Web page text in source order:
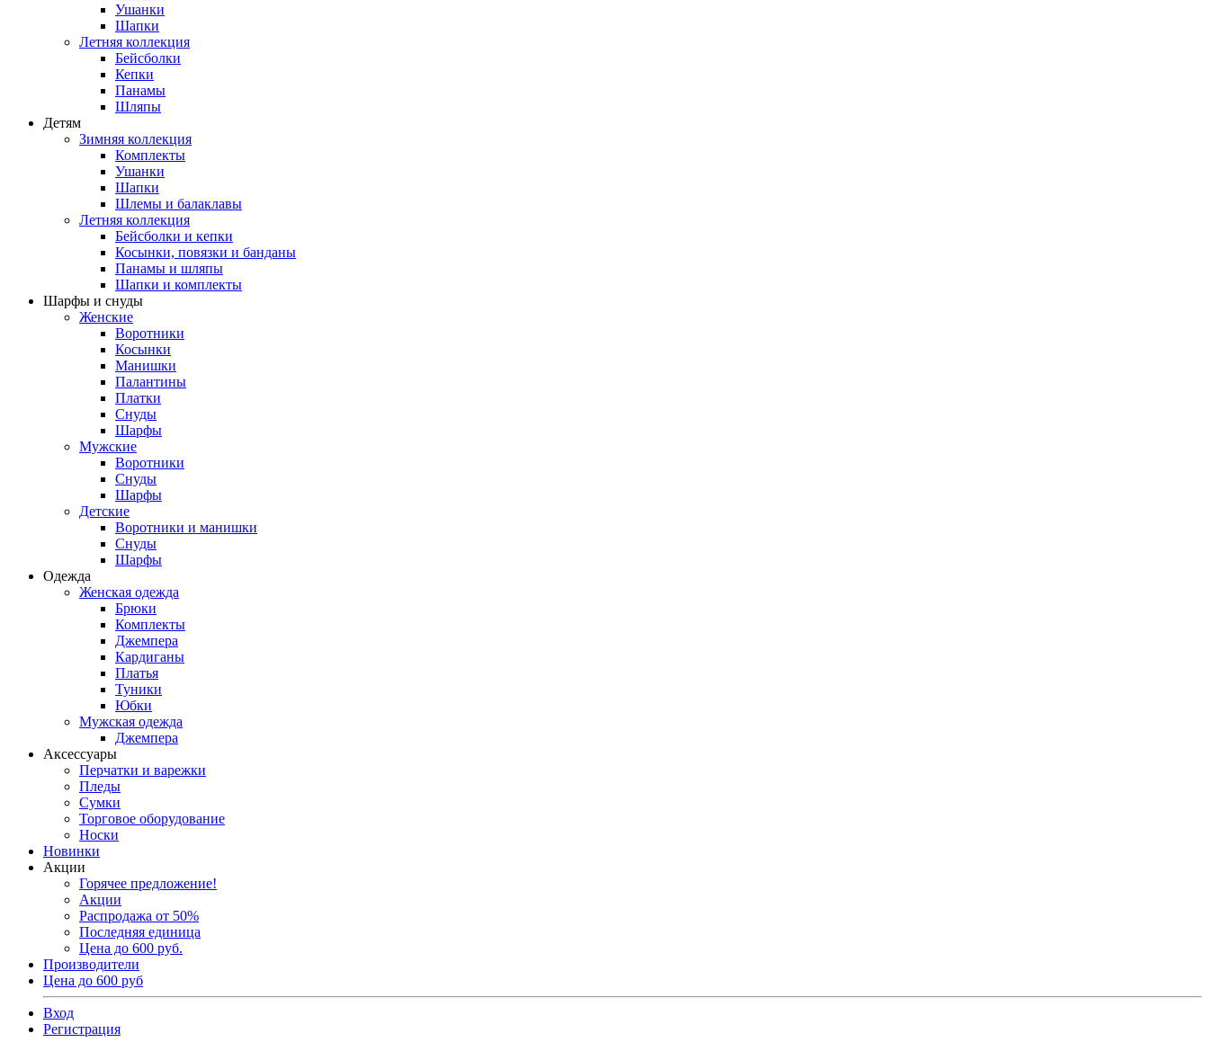
Ушанки
Шапки
Летняя коллекция
Бейсболки
Кепки
Панамы
Шляпы
Детям
Зимняя коллекция
Комплекты
Ушанки
Шапки
Шлемы и балаклавы
Летняя коллекция
Бейсболки и кепки
Косынки, повязки и банданы
Панамы и шляпы
Шапки и комплекты
Шарфы и снуды
Женские
Воротники
Косынки
Манишки
Палантины
Платки
Снуды
Шарфы
Мужские
Воротники
Снуды
Шарфы
Детские
Воротники и манишки
Снуды
Шарфы
Одежда
Женская одежда
Брюки
Комплекты
Джемпера
Кардиганы
Платья
Туники
Юбки
Мужская одежда
Джемпера
Аксессуары
Перчатки и варежки
Пледы
Сумки
Торговое оборудование
Носки
Новинки
Акции
Горячее предложение!
Акции
Распродажа от 50%
Последняя единица
Цена до 600 руб.
Производители
Цена до 600 руб
Вход
Регистрация